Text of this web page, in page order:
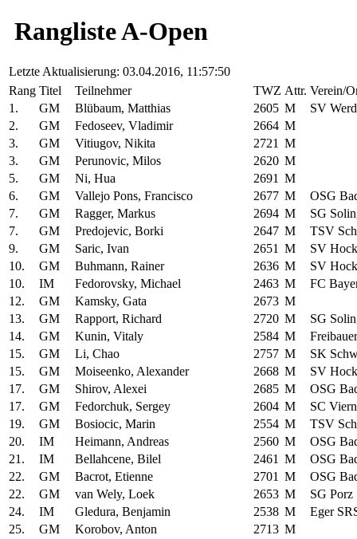
Rangliste A-Open
Letzte Aktualisierung: 03.04.2016, 11:57:50
Rang Titel Teilnehmer TWZ Attr. Verein/
1.
GM Blübaum, Matthias 2605 M
SV
2.
GM Fedoseev, Vladimir 2664 M
3.
GM Vitiugov, Nikita 2721 M
3.
GM Perunovic, Milos 2620 M
5.
GM Ni, Hua 2691 M
6.
GM Vallejo Pons, Francisco 2677 M
OSG
7.
GM Ragger, Markus 2694 M
SG
7.
GM Predojevic, Borki 2647 M
TSV
9.
GM Saric, Ivan 2651 M
SV
10.
GM Buhmann, Rainer 2636 M
SV
10.
IM Fedorovsky, Michael 2463 M
FC
12.
GM Kamsky, Gata 2673 M
13.
GM Rapport, Richard 2720 M
SG
14.
GM Kunin, Vitaly 2584 M
15.
GM Li, Chao 2757 M
SK
15.
GM Moiseenko, Alexander 2668 M
SV
17.
GM Shirov, Alexei 2685 M
OSG
17.
GM Fedorchuk, Sergey 2604 M
SC
19.
GM Bosiocic, Marin 2554 M
TSV
20.
IM Heimann, Andreas 2560 M
OSG
21.
IM Bellahcene, Bilel 2461 M
OSG
22.
GM Bacrot, Etienne 2701 M
OSG
22.
GM van Wely, Loek 2653 M
SG Porz
24.
IM Gledura, Benjamin 2538 M
Eger
25.
GM Korobov, Anton 2713 M